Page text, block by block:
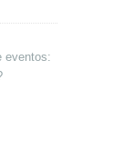
eventos: